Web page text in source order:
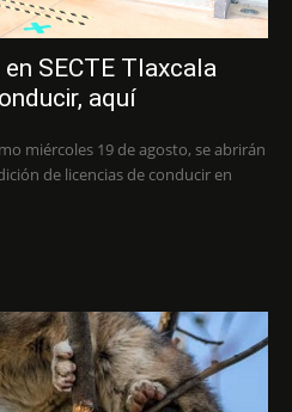
SECTE Tlaxcala
aquí
miércoles 19 de agosto, se abrirán
de licencias de conducir en